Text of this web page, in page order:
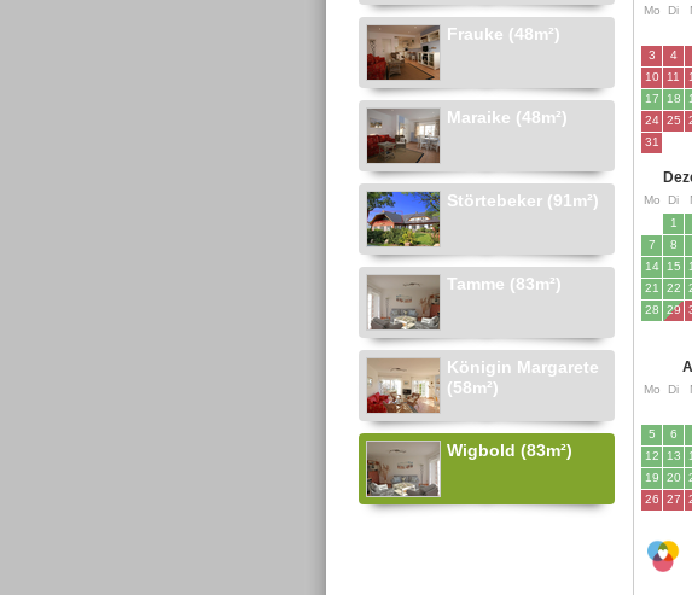
Frauke (48m²)
Maraike (48m²)
Störtebeker (91m²)
Tamme (83m²)
Königin Margarete
(58m²)
Wigbold (83m²)